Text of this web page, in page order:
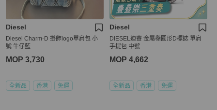
Diesel
Diesel Charm-D 掛飾logo單肩包 小
號 牛仔藍
MOP 3,730
全新品 香港 免運
Diesel
DIESEL迪賽 金屬橢圓形D標誌 單肩
手提包 中號
MOP 4,662
全新品 香港 免運